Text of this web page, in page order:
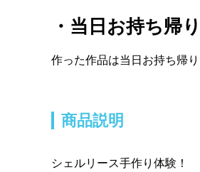
・当日お持ち帰
作った作品は当日お持ち帰
商品説明
シェルリース手作り体験！